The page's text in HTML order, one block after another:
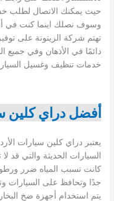
حيث يمكنك الاتصال لطلب
وسوف نصلك اينما كنت في
تهتم شركة الزيتونة على
دائمًا في الأذهان وفي
خدمات تنظيف وغسيل
أفضل دراي كلين
يعتبر دراي كلين سيارات
السيارات الحديثة والتي قد
كانت تسبب المياه ضرر
جدًا وتحافظ على السيارات
يتم استخدام أجهزة ضخ